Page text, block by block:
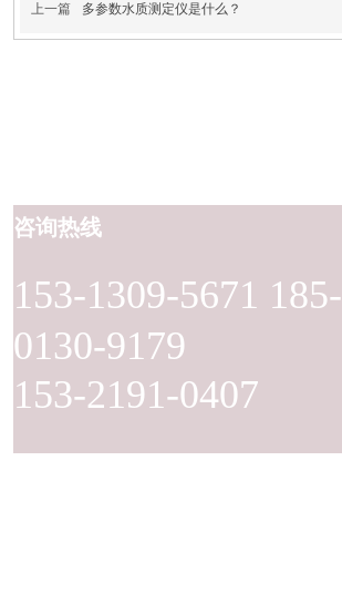
上一篇 多参数水质测定仪是什么？
153-1309-5671 185-
0130-9179
153-2191-0407
咨询热线